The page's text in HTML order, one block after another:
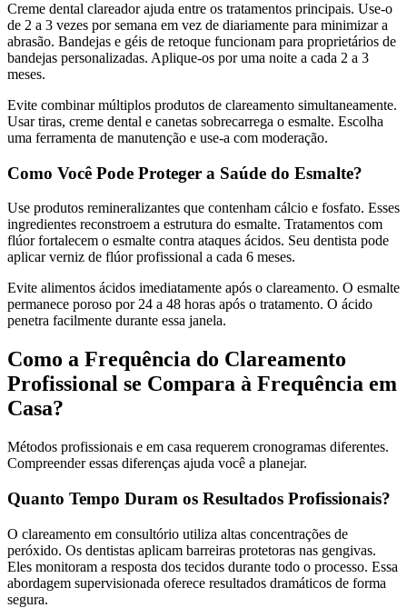
Creme dental clareador ajuda entre os tratamentos principais. Use-o
de 2 a 3 vezes por semana em vez de diariamente para minimizar a
abrasão. Bandejas e géis de retoque funcionam para proprietários de
bandejas personalizadas. Aplique-os por uma noite a cada 2 a 3
meses.
Evite combinar múltiplos produtos de clareamento simultaneamente.
Usar tiras, creme dental e canetas sobrecarrega o esmalte. Escolha
uma ferramenta de manutenção e use-a com moderação.
Como Você Pode Proteger a Saúde do Esmalte?
Use produtos remineralizantes que contenham cálcio e fosfato. Esses
ingredientes reconstroem a estrutura do esmalte. Tratamentos com
flúor fortalecem o esmalte contra ataques ácidos. Seu dentista pode
aplicar verniz de flúor profissional a cada 6 meses.
Evite alimentos ácidos imediatamente após o clareamento. O esmalte
permanece poroso por 24 a 48 horas após o tratamento. O ácido
penetra facilmente durante essa janela.
Como a Frequência do Clareamento
Profissional se Compara à Frequência em
Casa?
Métodos profissionais e em casa requerem cronogramas diferentes.
Compreender essas diferenças ajuda você a planejar.
Quanto Tempo Duram os Resultados Profissionais?
O clareamento em consultório utiliza altas concentrações de
peróxido. Os dentistas aplicam barreiras protetoras nas gengivas.
Eles monitoram a resposta dos tecidos durante todo o processo. Essa
abordagem supervisionada oferece resultados dramáticos de forma
segura.